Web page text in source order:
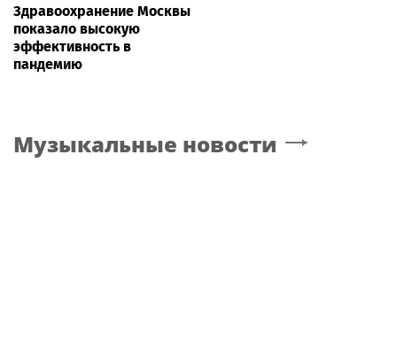
Здравоохранение Москвы
показало высокую
эффективность в
пандемию
Музыкальные новости